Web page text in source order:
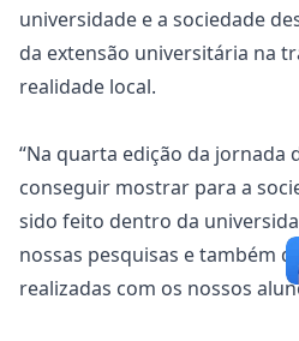
universidade e a sociedade
da extensão universitária na
realidade local.
“Na quarta edição da jornada
conseguir mostrar para a
sido feito dentro da
nossas pesquisas e também
realizadas com os nossos